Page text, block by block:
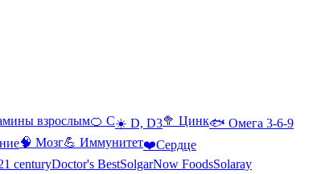
взрослым🍊 С☀️ D, D3🥦 Цинк🐟 Омега 3-6-9
🧠 Мозг💪 Иммунитет❤️Сердце
centuryDoctor's BestSolgarNow FoodsSolaray